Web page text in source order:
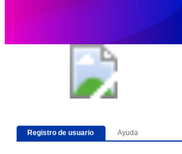
Registro de usuario Ayuda